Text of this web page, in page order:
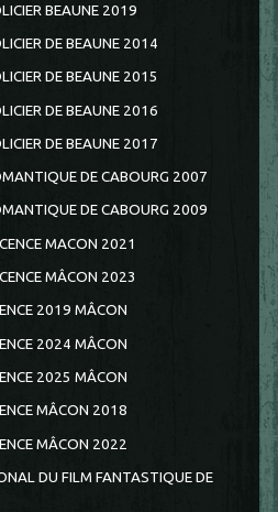
BEAUNE 2019
DE BEAUNE 2014
DE BEAUNE 2015
DE BEAUNE 2016
DE BEAUNE 2017
DE CABOURG 2007
DE CABOURG 2009
MACON 2021
MÂCON 2023
2019 MÂCON
2024 MÂCON
2025 MÂCON
MÂCON 2018
MÂCON 2022
DU FILM FANTASTIQUE DE